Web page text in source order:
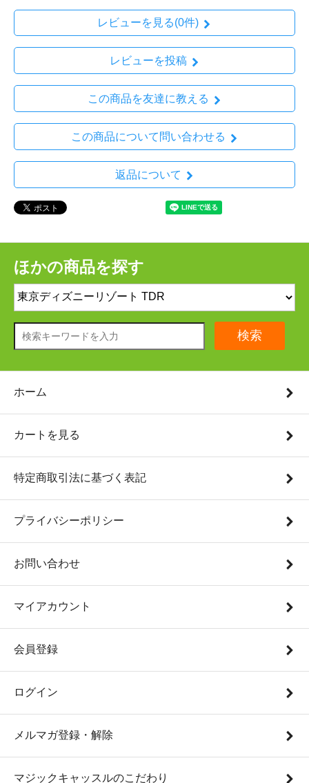
レビューを見る(0件)
レビューを投稿
この商品を友達に教える
この商品について問い合わせる
返品について
ほかの商品を探す
検索
ホーム
カートを見る
特定商取引法に基づく表記
プライバシーポリシー
お問い合わせ
マイアカウント
会員登録
ログイン
メルマガ登録・解除
マジックキャッスルのこだわり